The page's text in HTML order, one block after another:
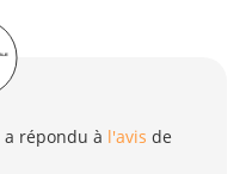
a répondu à l'avis de